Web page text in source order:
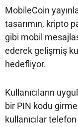
MobileCoin
tasarımın, kripto
gibi mobil
ederek gelişmiş
hedefliyor.
Kullanıcıların
bir PIN kodu
kullanıcılar